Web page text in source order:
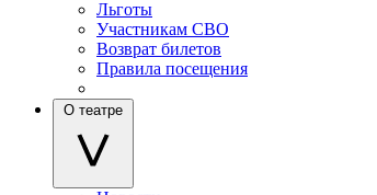
Льготы
Участникам СВО
Возврат билетов
Правила посещения
О театре